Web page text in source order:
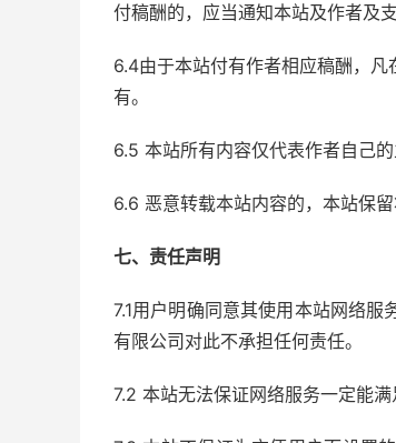
付稿酬的，应当通知本站及作者及
6.4由于本站付有作者相应稿酬，
有。
6.5 本站所有内容仅代表作者自己
6.6 恶意转载本站内容的，本站保留
七、责任声明
7.1用户明确同意其使用本站网络
有限公司对此不承担任何责任。
7.2 本站无法保证网络服务一定能